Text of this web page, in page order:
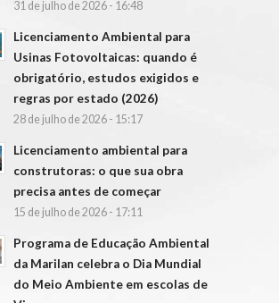
31 de julho de 2026 - 16:48
Licenciamento Ambiental para
Usinas Fotovoltaicas: quando é
obrigatório, estudos exigidos e
regras por estado (2026)
28 de julho de 2026 - 15:17
Licenciamento ambiental para
construtoras: o que sua obra
precisa antes de começar
15 de julho de 2026 - 17:11
Programa de Educação Ambiental
da Marilan celebra o Dia Mundial
do Meio Ambiente em escolas de